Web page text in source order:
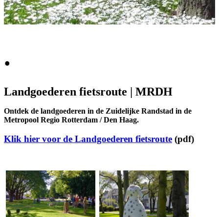
.
Landgoederen fietsroute | MRDH
Ontdek de landgoederen in de Zuidelijke Randstad in de
Metropool Regio Rotterdam / Den Haag.
Klik hier voor de Landgoederen fietsroute (pdf)